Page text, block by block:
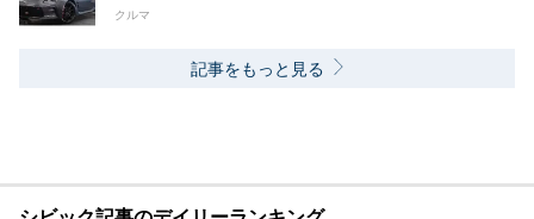
クルマ
記事をもっと見る